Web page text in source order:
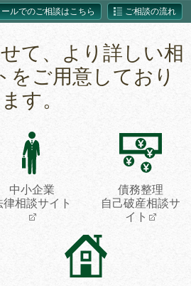
ールでのご相談はこちら ご相談の流れ
て、より詳しい相
をご用意しており
ます。
中小企業
律相談サイト
債務整理
自己破産相談サ
イト